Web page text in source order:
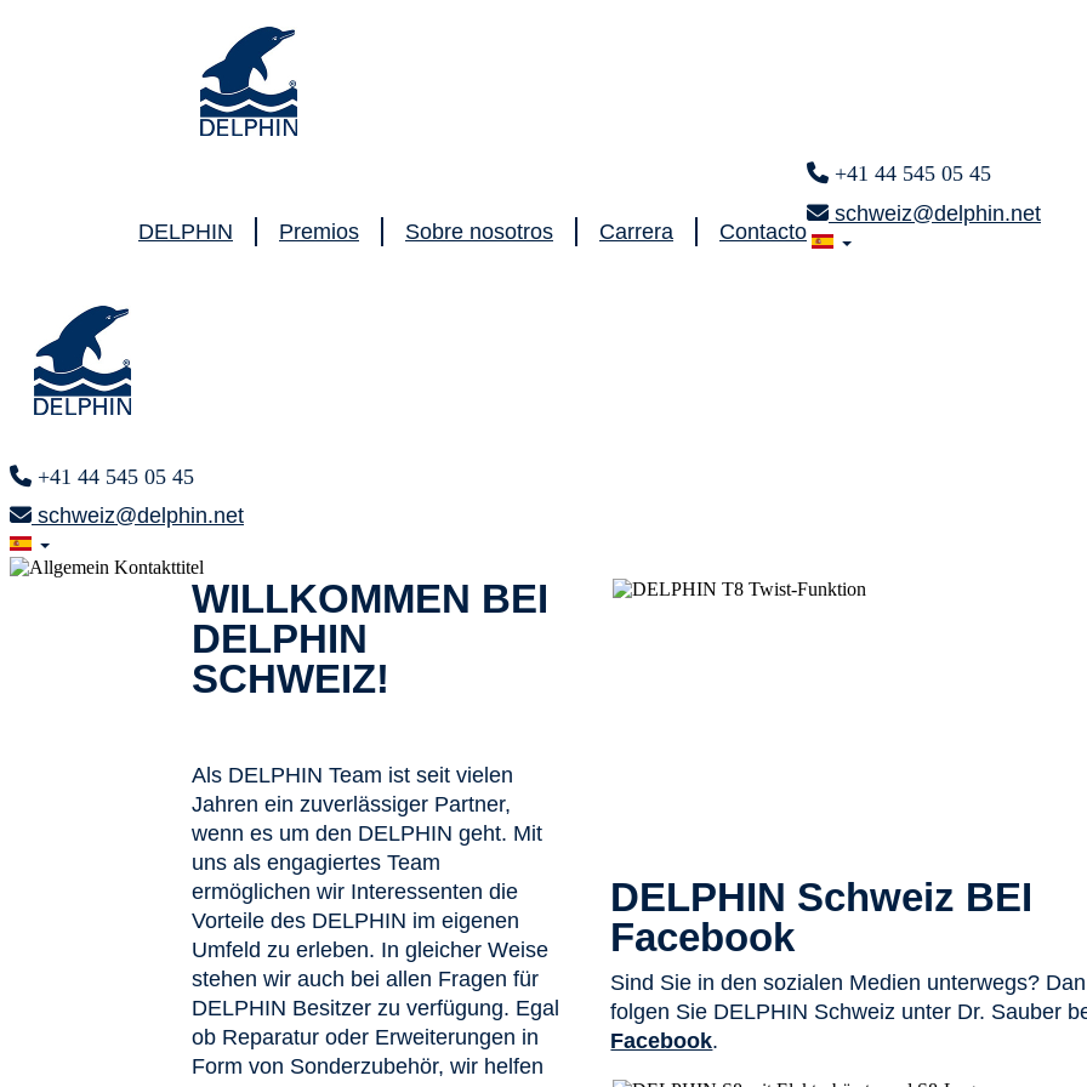
DELPHIN Premios Sobre nosotros Carrera Contacto
+41 44 545 05 45
schweiz@delphin.net
+41 44 545 05 45
schweiz@delphin.net
WILLKOMMEN BEI
DELPHIN
SCHWEIZ!
Als DELPHIN Team ist seit vielen
Jahren ein zuverlässiger Partner,
wenn es um den DELPHIN geht. Mit
uns als engagiertes Team
ermöglichen wir Interessenten die
Vorteile des DELPHIN im eigenen
Umfeld zu erleben. In gleicher Weise
stehen wir auch bei allen Fragen für
DELPHIN Besitzer zu verfügung. Egal
ob Reparatur oder Erweiterungen in
Form von Sonderzubehör, wir helfen
DELPHIN Schweiz BEI
Facebook
Sind Sie in den sozialen Medien unterwegs?
folgen Sie DELPHIN Schweiz unter Dr. Sauber
Facebook.